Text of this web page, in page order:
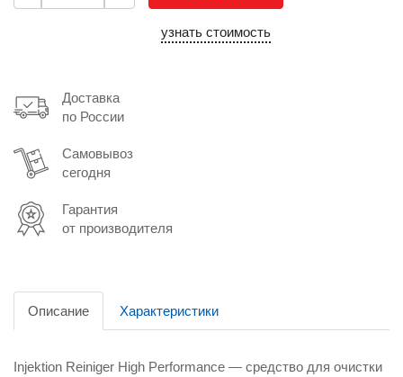
узнать стоимость
Доставка
по России
Самовывоз
сегодня
Гарантия
от производителя
Описание Характеристики
Injektion Reiniger High Performance — средство для очистки